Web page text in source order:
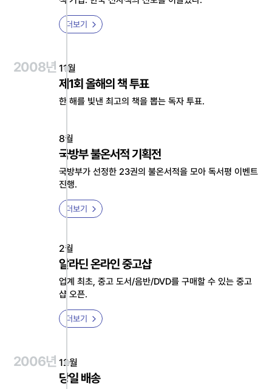
더보기
2008년 11월
제1회 올해의 책 투표
한 해를 빛낸 최고의 책을 뽑는 독자 투표.
8월
국방부 불온서적 기획전
국방부가 선정한 23권의 불온서적을 모아 독서평 이벤트
진행.
더보기
2월
알라딘 온라인 중고샵
업계 최초, 중고 도서/음반/DVD를 구매할 수 있는 중고
샵 오픈.
더보기
2006년 12월
당일 배송